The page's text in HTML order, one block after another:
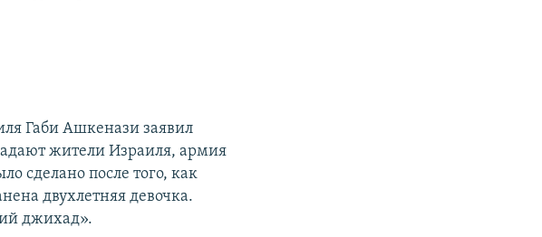
Габи Ашкенази заявил
жители Израиля, армия
сделано после того, как
двухлетняя девочка.
джихад».